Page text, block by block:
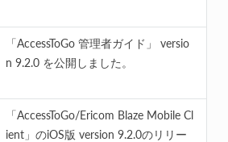
「AccessToGo 管理者ガイド」 versio
n 9.2.0 を公開しました。
「AccessToGo/Ericom Blaze Mobile Cl
ient」のiOS版 version 9.2.0のリリー